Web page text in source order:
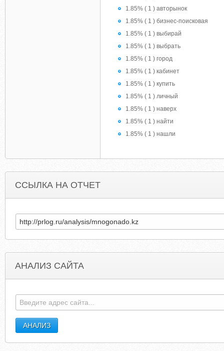
1.85% ( 1 ) авторынок
1.85% ( 1 ) бизнес-поисковая
1.85% ( 1 ) выбирай
1.85% ( 1 ) выбрать
1.85% ( 1 ) город
1.85% ( 1 ) кабинет
1.85% ( 1 ) купить
1.85% ( 1 ) личный
1.85% ( 1 ) наверх
1.85% ( 1 ) найти
1.85% ( 1 ) нашли
ССЫЛКА НА ОТЧЕТ
АНАЛИЗ САЙТА